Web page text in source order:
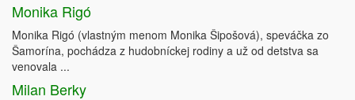
Monika Rigó
Monika Rigó (vlastným menom Monika Šipošová), speváčka zo
Šamorína, pochádza z hudobníckej rodiny a už od detstva sa
venovala ...
Milan Berky